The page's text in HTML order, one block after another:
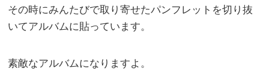
その時にみんたびで取り寄せたパンフレットを切り抜
いてアルバムに貼っています。
素敵なアルバムになりますよ。